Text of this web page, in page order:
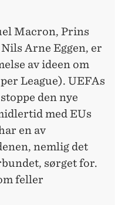
Macron, Prins
Arne Eggen, er
av ideen om
League). UEFAs
den nye
med EUs
en av
nemlig det
sørget for.
feller